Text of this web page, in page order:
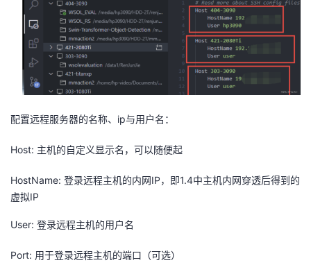
配置远程服务器的名称、ip与用户名：
Host: 主机的自定义显示名，可以随便起
HostName: 登录远程主机的内网IP，即1.4中主机内网穿透后得到的
虚拟IP
User: 登录远程主机的用户名
Port: 用于登录远程主机的端口（可选）